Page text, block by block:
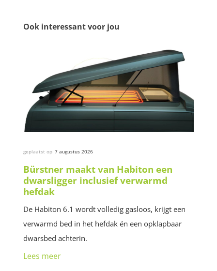
Ook interessant voor jou
geplaatst op 7 augustus 2026
Bürstner maakt van Habiton een
dwarsligger inclusief verwarmd
hefdak
De Habiton 6.1 wordt volledig gasloos, krijgt een
verwarmd bed in het hefdak én een opklapbaar
dwarsbed achterin.
Lees meer